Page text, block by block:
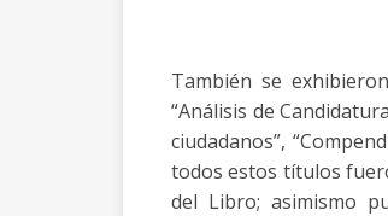
También se
“Análisis de
ciudadanos”,
todos estos títulos
del Libro; asimismo